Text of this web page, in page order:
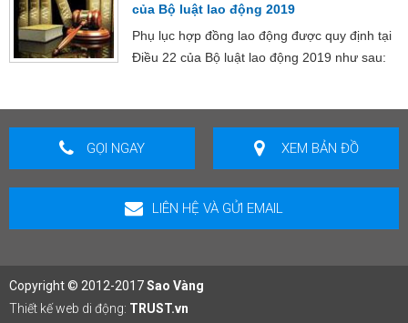
của Bộ luật lao động 2019
Phụ lục hợp đồng lao động được quy định tại
Điều 22 của Bộ luật lao động 2019 như sau:
GỌI NGAY XEM BẢN ĐỒ
LIÊN HỆ VÀ GỬI EMAIL
Copyright © 2012-2017Sao Vàng
Thiết kế web di động: TRUST.vn